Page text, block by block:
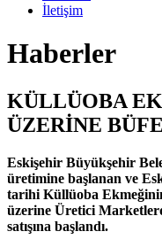
İletişim
Haberler
KÜLLÜOBA
ÜZERİNE
Eskişehir Büyükşehir
üretimine başlanan ve
tarihi Küllüoba
üzerine Üretici
satışına başlandı.